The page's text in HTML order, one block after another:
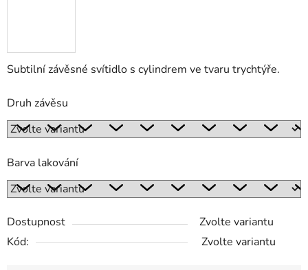
Subtilní závěsné svítidlo s cylindrem ve tvaru trychtýře.
Druh závěsu
Barva lakování
Dostupnost
Zvolte variantu
Kód:
Zvolte variantu